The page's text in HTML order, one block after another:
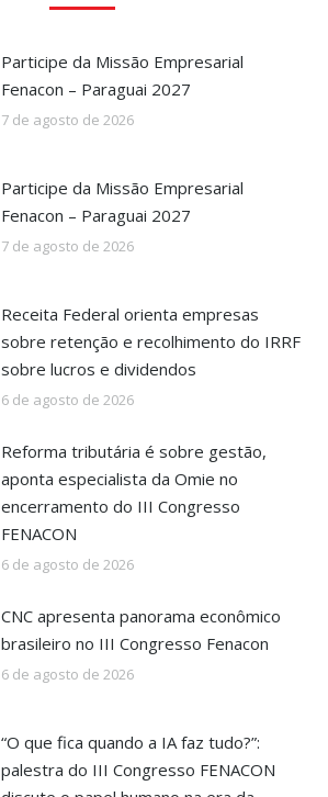
Participe da Missão Empresarial
Fenacon – Paraguai 2027
7 de agosto de 2026
Participe da Missão Empresarial
Fenacon – Paraguai 2027
7 de agosto de 2026
Receita Federal orienta empresas
sobre retenção e recolhimento do IRRF
sobre lucros e dividendos
6 de agosto de 2026
Reforma tributária é sobre gestão,
aponta especialista da Omie no
encerramento do III Congresso
FENACON
6 de agosto de 2026
CNC apresenta panorama econômico
brasileiro no III Congresso Fenacon
6 de agosto de 2026
“O que fica quando a IA faz tudo?”:
palestra do III Congresso FENACON